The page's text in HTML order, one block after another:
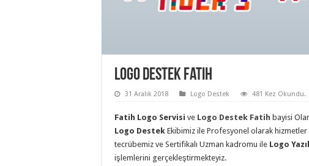
Logo Destek Fatih
31 Aralık 2018 Logo Destek 481 Kez Okundu.
Fatih Logo Servisi ve Logo Destek Fatih bayisi
Logo Destek Ekibimiz ile Profesyonel olarak hizmetler
tecrübemiz ve Sertifikalı Uzman kadromu ile Logo
işlemlerini gerçekleştirmekteyiz.